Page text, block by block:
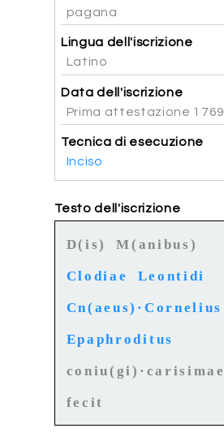
pagana
Lingua dell'iscrizione
Latino
Data dell'iscrizione
Prima attestazione 1769
Tecnica di esecuzione
Inciso
Testo dell'iscrizione
D(is) M(anibus)
Clodiae Leontidi
Cn(aeus)·Cornelius
Epaphroditus
coniu(gi)·carisimae
fecit